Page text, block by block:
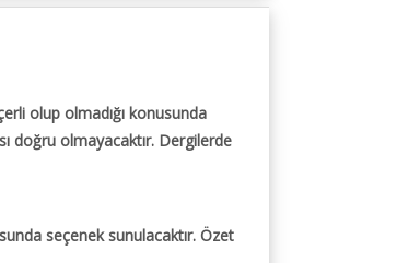
olup olmadığı konusunda
doğru olmayacaktır. Dergilerde
seçenek sunulacaktır. Özet